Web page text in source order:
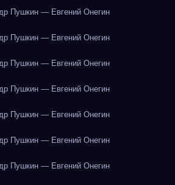
Пушкин — Евгений Онегин
Пушкин — Евгений Онегин
Пушкин — Евгений Онегин
Пушкин — Евгений Онегин
Пушкин — Евгений Онегин
Пушкин — Евгений Онегин
Пушкин — Евгений Онегин